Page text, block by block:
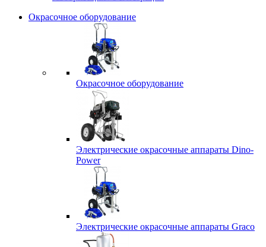
Окрасочное оборудование
Окрасочное оборудование
Электрические окрасочные аппараты Dino-
Power
Электрические окрасочные аппараты Graco